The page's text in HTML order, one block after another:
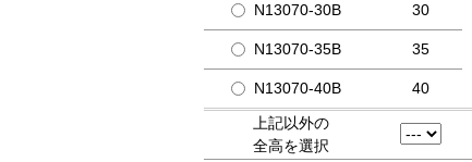
N13070-30B 30
N13070-35B 35
N13070-40B 40
上記以外の
全高を選択